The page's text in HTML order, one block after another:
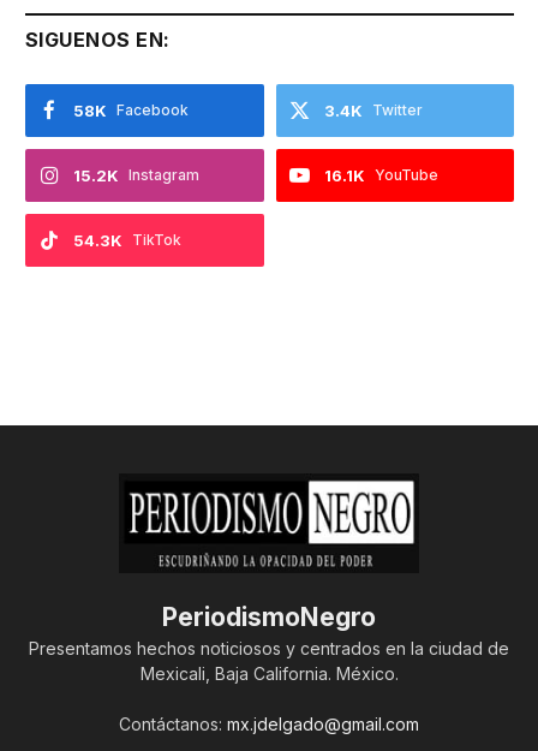
SIGUENOS EN:
Facebook
58K Twitter
3.4K
Instagram
15.2K YouTube
16.1K
TikTok
54.3K
PeriodismoNegro
Presentamos hechos noticiosos y centrados en la ciudad de
Mexicali, Baja California. México.
Contáctanos: mx.jdelgado@gmail.com